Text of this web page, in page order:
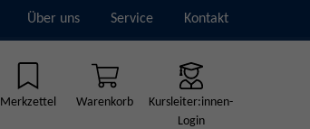
Über uns Service Kontakt
Merkzettel Warenkorb
Kursleiter:innen-
Login